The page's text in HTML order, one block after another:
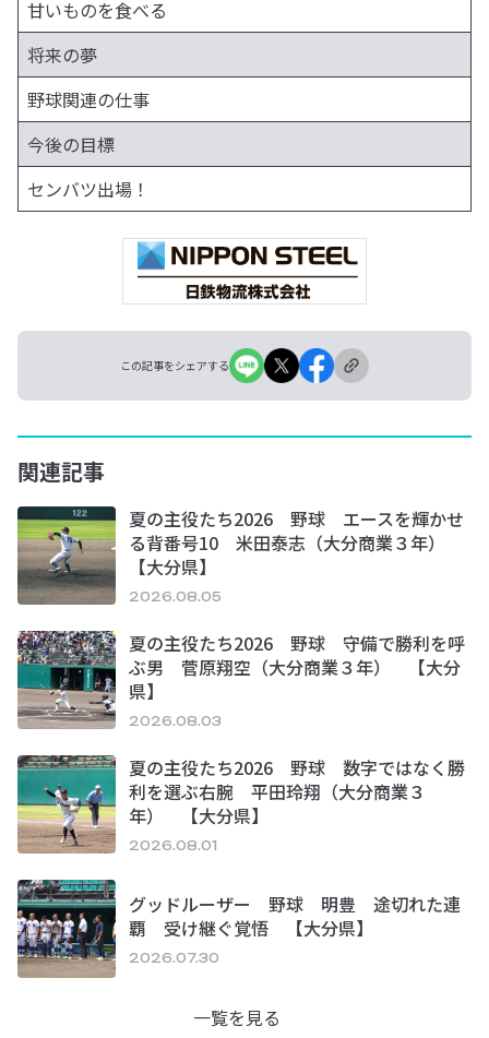
甘いものを食べる
将来の夢
野球関連の仕事
今後の目標
センバツ出場！
この記事をシェアする
関連記事
夏の主役たち2026 野球 エースを輝かせ
る背番号10 米田泰志（大分商業３年）
【大分県】
2026.08.05
夏の主役たち2026 野球 守備で勝利を呼
ぶ男 菅原翔空（大分商業３年） 【大分
県】
2026.08.03
夏の主役たち2026 野球 数字ではなく勝
利を選ぶ右腕 平田玲翔（大分商業３
年） 【大分県】
2026.08.01
グッドルーザー 野球 明豊 途切れた連
覇 受け継ぐ覚悟 【大分県】
2026.07.30
一覧を見る